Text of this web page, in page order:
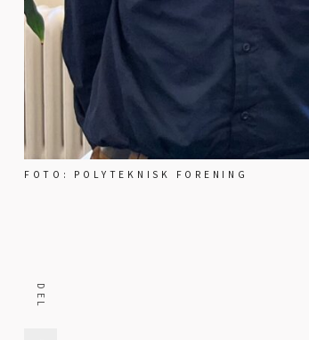
FOTO: POLYTEKNISK FORENING